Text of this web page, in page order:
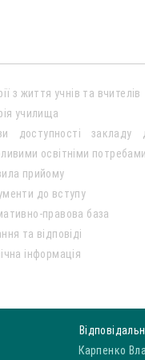
з життя учнів та вчителів
училища
доступності
освітніми потребами
прийому
до вступу
правова база
та відповіді
інформація
Карпенко